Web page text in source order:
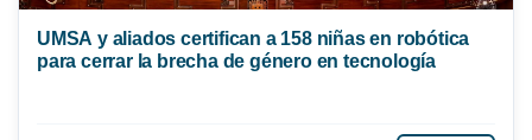
UMSA y aliados certifican a 158 niñas en robótica
para cerrar la brecha de género en tecnología